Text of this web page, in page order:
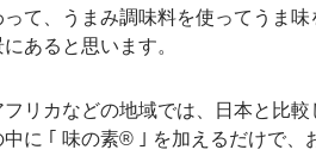
て、うまみ調味料を使ってうま
あると思います。
リカなどの地域では、日本と比
に ｢ 味の素® ｣ を加えるだけで、